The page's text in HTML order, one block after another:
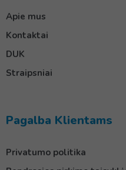
Apie mus
Kontaktai
DUK
Straipsniai
Pagalba Klientams
Privatumo politika